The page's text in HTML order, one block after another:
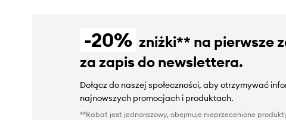
-20% zniżki** na pierwsze
za zapis do newslettera.
Dołącz do naszej społeczności, aby otrzymywać
najnowszych promocjach i produktach.
**Rabat jest jednorazowy, obejmuje nieprzecenione